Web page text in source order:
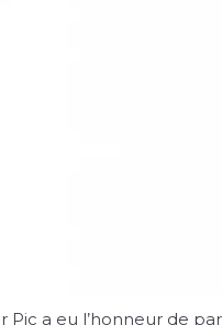
Pic a eu l’honneur